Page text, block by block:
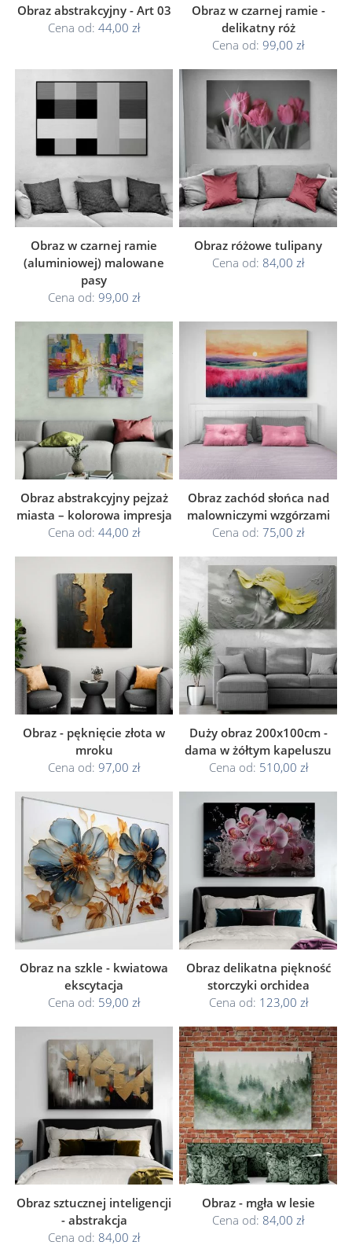
Obraz abstrakcyjny - Art 03
Cena od: 44,00 zł
Obraz w czarnej ramie -
delikatny róż
Cena od: 99,00 zł
Obraz w czarnej ramie
(aluminiowej) malowane
pasy
Cena od: 99,00 zł
Obraz różowe tulipany
Cena od: 84,00 zł
Obraz abstrakcyjny pejzaż
miasta – kolorowa impresja
Cena od: 44,00 zł
Obraz zachód słońca nad
malowniczymi wzgórzami
Cena od: 75,00 zł
Obraz - pęknięcie złota w
mroku
Cena od: 97,00 zł
Duży obraz 200x100cm -
dama w żółtym kapeluszu
Cena od: 510,00 zł
Obraz na szkle - kwiatowa
ekscytacja
Cena od: 59,00 zł
Obraz delikatna piękność
storczyki orchidea
Cena od: 123,00 zł
Obraz sztucznej inteligencji
- abstrakcja
Cena od: 84,00 zł
Obraz - mgła w lesie
Cena od: 84,00 zł